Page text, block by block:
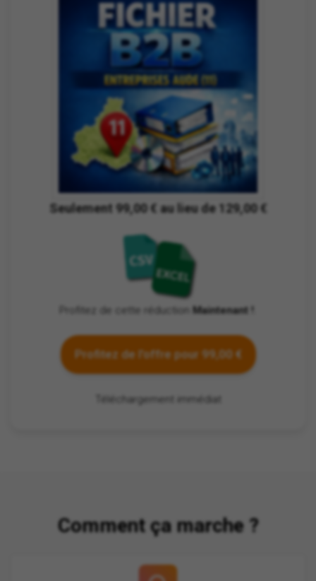
Seulement 99,00 € au lieu de 129,00 €
Profitez de cette réduction Maintenant !
Profitez de l'offre pour 99,00 €
Téléchargement immédiat
Comment ça marche ?